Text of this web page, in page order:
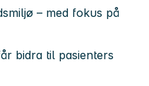
– med fokus på
bidra til pasienters